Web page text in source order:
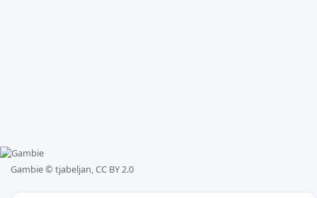
Gambie © tjabeljan, CC BY 2.0